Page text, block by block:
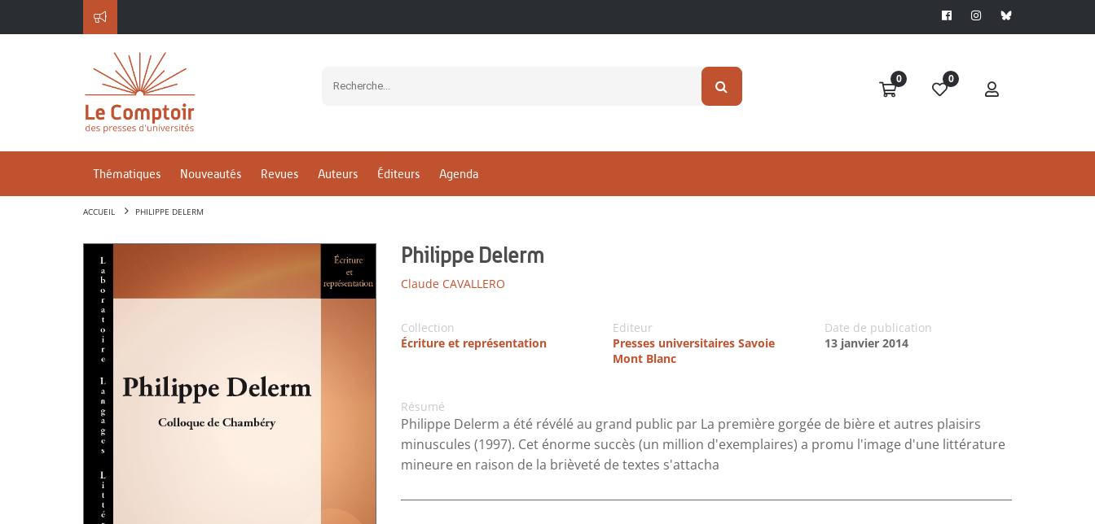
0 0
Thématiques Nouveautés Revues Auteurs Éditeurs Agenda
ACCUEIL PHILIPPE DELERM
Philippe Delerm
Claude CAVALLERO
Collection
Écriture et représentation
Editeur
Presses universitaires Savoie
Mont Blanc
Date de publication
13 janvier 2014
Résumé
Philippe Delerm a été révélé au grand public par La première gorgée de bière et autres plaisirs
minuscules (1997). Cet énorme succès (un million d'exemplaires) a promu l'image d'une littérature
mineure en raison de la brièveté de textes s'attacha